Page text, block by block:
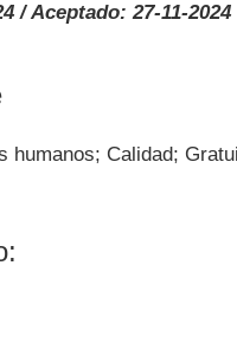
/ Aceptado: 27-11-2024
humanos; Calidad;